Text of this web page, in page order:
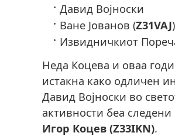
Давид Војноски
Ване Јованов (Z31VAJ
Извидничкиот
Неда Коцева и оваа
истакна како одличен
Давид Војноски во
активности беа
Игор Коцев (Z33IKN).